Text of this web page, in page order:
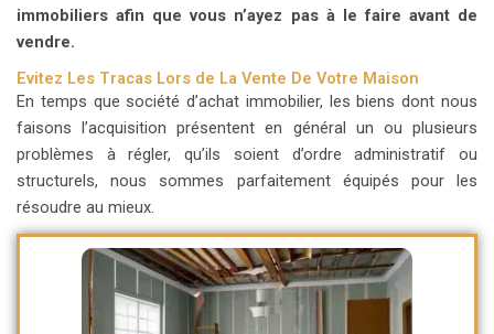
immobiliers afin que vous n’ayez pas à le faire avant de
vendre.
Evitez Les Tracas Lors de La Vente De Votre Maison
En temps que société d’achat immobilier, les biens dont nous
faisons l’acquisition présentent en général un ou plusieurs
problèmes à régler, qu’ils soient d’ordre administratif ou
structurels, nous sommes parfaitement équipés pour les
résoudre au mieux.